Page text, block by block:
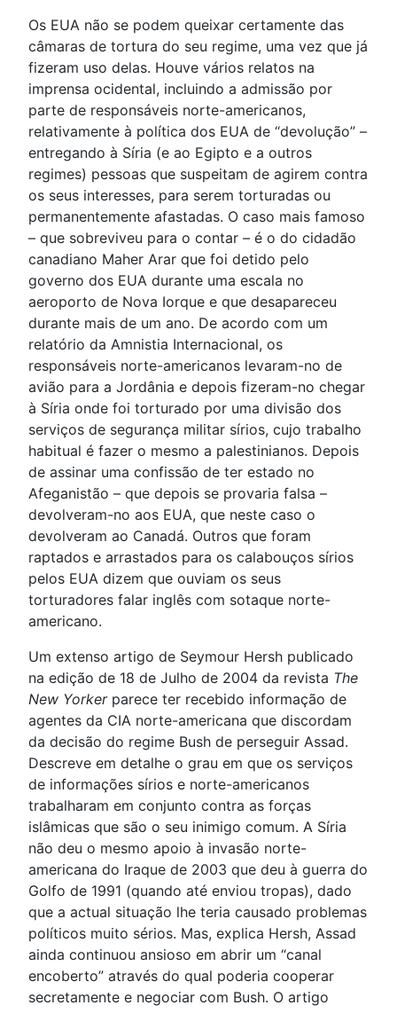
Os EUA não se podem queixar certamente das
câmaras de tortura do seu regime, uma vez que já
fizeram uso delas. Houve vários relatos na
imprensa ocidental, incluindo a admissão por
parte de responsáveis norte-americanos,
relativamente à política dos EUA de “devolução” –
entregando à Síria (e ao Egipto e a outros
regimes) pessoas que suspeitam de agirem contra
os seus interesses, para serem torturadas ou
permanentemente afastadas. O caso mais famoso
– que sobreviveu para o contar – é o do cidadão
canadiano Maher Arar que foi detido pelo
governo dos EUA durante uma escala no
aeroporto de Nova Iorque e que desapareceu
durante mais de um ano. De acordo com um
relatório da Amnistia Internacional, os
responsáveis norte-americanos levaram-no de
avião para a Jordânia e depois fizeram-no chegar
à Síria onde foi torturado por uma divisão dos
serviços de segurança militar sírios, cujo trabalho
habitual é fazer o mesmo a palestinianos. Depois
de assinar uma confissão de ter estado no
Afeganistão – que depois se provaria falsa –
devolveram-no aos EUA, que neste caso o
devolveram ao Canadá. Outros que foram
raptados e arrastados para os calabouços sírios
pelos EUA dizem que ouviam os seus
torturadores falar inglês com sotaque norte-
americano.
Um extenso artigo de Seymour Hersh publicado
na edição de 18 de Julho de 2004 da revista The
New Yorkerparece ter recebido informação de
agentes da CIA norte-americana que discordam
da decisão do regime Bush de perseguir Assad.
Descreve em detalhe o grau em que os serviços
de informações sírios e norte-americanos
trabalharam em conjunto contra as forças
islâmicas que são o seu inimigo comum. A Síria
não deu o mesmo apoio à invasão norte-
americana do Iraque de 2003 que deu à guerra do
Golfo de 1991 (quando até enviou tropas), dado
que a actual situação lhe teria causado problemas
políticos muito sérios. Mas, explica Hersh, Assad
ainda continuou ansioso em abrir um “canal
encoberto” através do qual poderia cooperar
secretamente e negociar com Bush. O artigo